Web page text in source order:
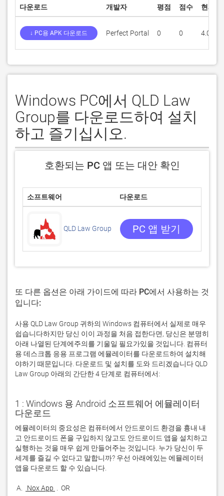
다운로드 개발자 평점 점수 현재
↓ PC용 APK 다운로드 Perfect Portal 0 0 4.0.9
Windows PC에서 QLD Law
Group를 다운로드하여 설치
하고 즐기십시오.
호환되는 PC 앱 또는 대안 확인
소프트웨어 다운로드
QLD Law Group PC 앱 받기
또 다른 옵션은 아래 가이드에 따라 PC에서 사용하는 것
입니다:
사용 QLD Law Group 귀하의 Windows 컴퓨터에서 실제로 매우
쉽습니다하지만 당신 이이 과정을 처음 접한다면, 당신은 분명히
아래 나열된 단계에주의를 기울일 필요가있을 것입니다. 컴퓨터
용 데스크톱 응용 프로그램 에뮬레이터를 다운로드하여 설치해
야하기 때문입니다. 다운로드 및 설치를 도와 드리겠습니다 QLD
Law Group 아래의 간단한 4 단계로 컴퓨터에서:
1 : Windows 용 Android 소프트웨어 에뮬레이터
다운로드
에뮬레이터의 중요성은 컴퓨터에서 안드로이드 환경을 흉내 내
고 안드로이드 폰을 구입하지 않고도 안드로이드 앱을 설치하고
실행하는 것을 매우 쉽게 만들어주는 것입니다. 누가 당신이 두
세계를 즐길 수 없다고 말합니까? 우선 아래에있는 에뮬레이터
A. Nox App